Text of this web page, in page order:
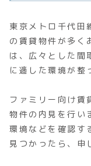
東京メトロ千代田
の賃貸物件が多く
は、広々とした間
に適した環境が整
ファミリー向け賃
物件の内見を行い
環境などを確認す
見つかったら、申